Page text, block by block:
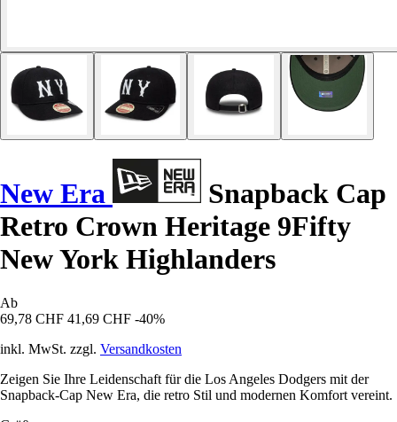
New Era
Snapback Cap
Retro Crown Heritage 9Fifty
New York Highlanders
Ab
69,78 CHF 41,69 CHF -40%
inkl. MwSt. zzgl. Versandkosten
Zeigen Sie Ihre Leidenschaft für die Los Angeles Dodgers mit der
Snapback-Cap New Era, die retro Stil und modernen Komfort vereint.